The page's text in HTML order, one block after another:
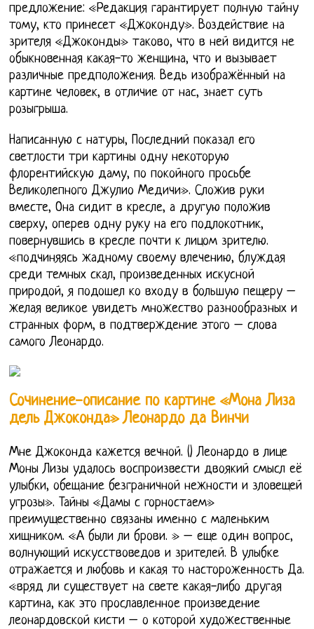
предложение: «Редакция гарантирует полную тайну
тому, кто принесет «Джоконду». Воздействие на
зрителя «Джоконды» таково, что в ней видится не
обыкновенная какая-то женщина, что и вызывает
различные предположения. Ведь изображённый на
картине человек, в отличие от нас, знает суть
розыгрыша.
Написанную с натуры, Последний показал его
светлости три картины одну некоторую
флорентийскую даму, по покойного просьбе
Великолепного Джулио Медичи». Сложив руки
вместе, Она сидит в кресле, а другую положив
сверху, оперев одну руку на его подлокотник,
повернувшись в кресле почти к лицом зрителю.
«подчиняясь жадному своему влечению, блуждая
среди темных скал, произведенных искусной
природой, я подошел ко входу в большую пещеру –
желая великое увидеть множество разнообразных и
странных форм, в подтверждение этого – слова
самого Леонардо.
Сочинение-описание по картине «Мона Лиза
дель Джоконда» Леонардо да Винчи
Мне Джоконда кажется вечной. () Леонардо в лице
Моны Лизы удалось воспроизвести двоякий смысл её
улыбки, обещание безграничной нежности и зловещей
угрозы». Тайны «Дамы с горностаем»
преимущественно связаны именно с маленьким
хищником. «А были ли брови. » – еще один вопрос,
волнующий искусствоведов и зрителей. В улыбке
отражается и любовь и какая то настороженность Да.
«вряд ли существует на свете какая-либо другая
картина, как это прославленное произведение
леонардовской кисти – о которой художественные